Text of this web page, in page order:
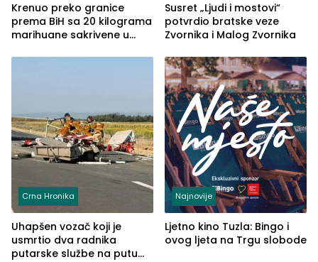
Krenuo preko granice
prema BiH sa 20 kilograma
marihuane sakrivene u
Susret „Ljudi i mostovi“
potvrdio bratske veze
Zvornika i Malog Zvornika
Crna Hronika
Uhapšen vozač koji je
usmrtio dva radnika
putarske službe na putu
Najnovije
Ljetno kino Tuzla: Bingo i
ovog ljeta na Trgu slobode